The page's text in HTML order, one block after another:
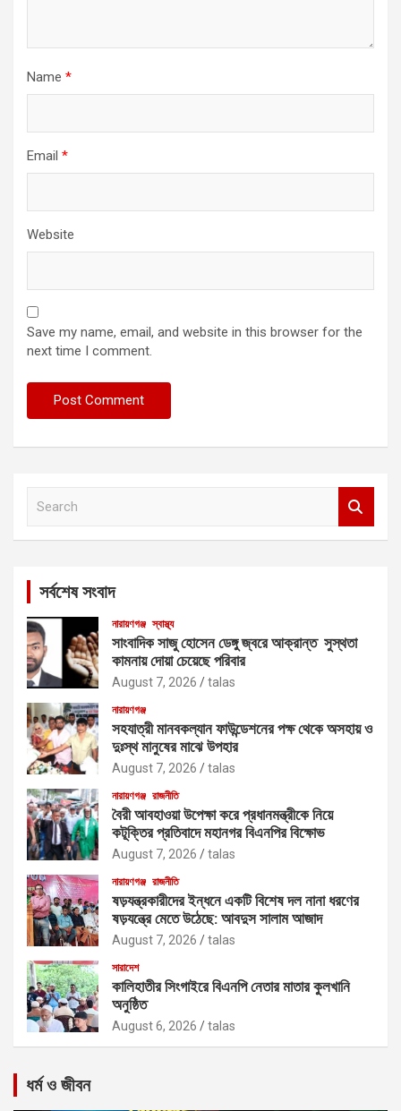
Name *
Email *
Website
Save my name, email, and website in this browser for the
next time I comment.
সর্বশেষ সংবাদ
নারায়ণগঞ্জ স্বাস্থ্য
সাংবাদিক সাজু হোসেন ডেঙ্গু জ্বরে আক্রান্ত সুস্থতা
কামনায় দোয়া চেয়েছে পরিবার
August 7, 2026 talas
নারায়ণগঞ্জ
সহযাত্রী মানবকল্যান ফাউন্ডেশনের পক্ষ থেকে অসহায় ও
দুঃস্থ মানুষের মাঝে উপহার
August 7, 2026 talas
নারায়ণগঞ্জ রাজনীতি
বৈরী আবহাওয়া উপেক্ষা করে প্রধানমন্ত্রীকে নিয়ে
কটূক্তির প্রতিবাদে মহানগর বিএনপির বিক্ষোভ
August 7, 2026 talas
নারায়ণগঞ্জ রাজনীতি
ষড়যন্ত্রকারীদের ইন্ধনে একটি বিশেষ দল নানা ধরণের
ষড়যন্ত্রে মেতে উঠেছে: আবদুস সালাম আজাদ
August 7, 2026 talas
সারাদেশ
কালিহাতীর সিংগাইরে বিএনপি নেতার মাতার কুলখানি
অনুষ্ঠিত
August 6, 2026 talas
ধর্ম ও জীবন